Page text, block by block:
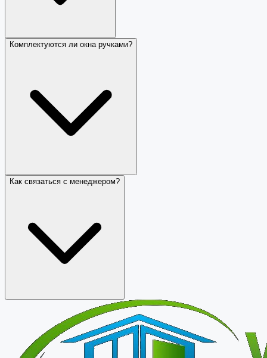
Комплектуются ли окна ручками?
Как связаться с менеджером?